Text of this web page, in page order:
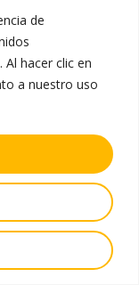
de
hacer clic en
a nuestro uso